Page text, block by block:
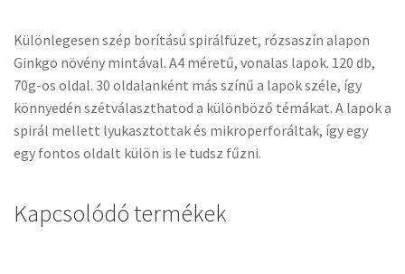
Különlegesen szép borítású spirálfüzet, rózsaszín alapon
Ginkgo növény mintával. A4 méretű, vonalas lapok. 120 db,
70g-os oldal. 30 oldalanként más színű a lapok széle, így
könnyedén szétválaszthatod a különböző témákat. A lapok a
spirál mellett lyukasztottak és mikroperforáltak, így egy
egy fontos oldalt külön is le tudsz fűzni.
Kapcsolódó termékek